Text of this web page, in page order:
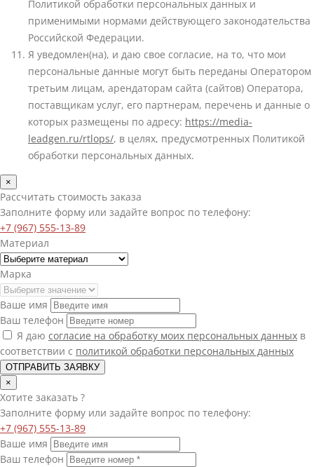
Политикой обработки персональных данных и
применимыми нормами действующего законодательства
Российской Федерации.
Я уведомлен(на), и даю свое согласие, на то, что мои
персональные данные могут быть переданы Оператором
третьим лицам, арендаторам сайта (сайтов) Оператора,
поставщикам услуг, его партнерам, перечень и данные о
которых размещены по адресу: https://media-
leadgen.ru/rtlops/, в целях, предусмотренных Политикой
обработки персональных данных.
×
Рассчитать стоимость заказа
Заполните форму или задайте вопрос по телефону:
+7 (967) 555-13-89
Материал
Марка
Ваше имя
Ваш телефон
Я даю согласие на обработку моих персональных данных в
соответствии с политикой обработки персональных данных
ОТПРАВИТЬ ЗАЯВКУ
×
Хотите заказать ?
Заполните форму или задайте вопрос по телефону:
+7 (967) 555-13-89
Ваше имя
Ваш телефон